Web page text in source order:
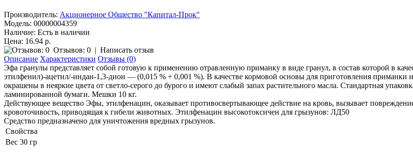
Производитель: Акционерное Общество "Капитал-Прок"
Модель: 00000004359
Наличие: Есть в наличии
Цена: 16.94 р.
Отзывов: 0 | Написать отзыв
Описание Характеристики Отзывы (0)
Эфа гранулы представляет собой готовую к применению отравленную приманку в виде гранул, в состав которой в
этилфенил)-ацетил/-индан-1,3-дион — (0,015 % + 0,001 %). В качестве кормовой основы для приготовления приманки
окрашены в неяркие цвета от светло-серого до бурого и имеют слабый запах растительного масла. Стандартная
ламинированной бумаги. Мешки 10 кг.
Действующее вещество Эфы, этилфенацин, оказывает противосвертывающее действие на кровь, вызывает повреждение
кровоточивость, приводящая к гибели животных. Этилфенацин высокотоксичен для грызунов: ЛД50
Средство предназначено для уничтожения вредных грызунов.
Свойства
Вес 30 гр